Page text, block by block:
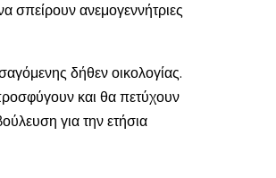
σπείρουν ανεμογεννήτριες
δήθεν οικολογίας.
και θα πετύχουν
για την ετήσια